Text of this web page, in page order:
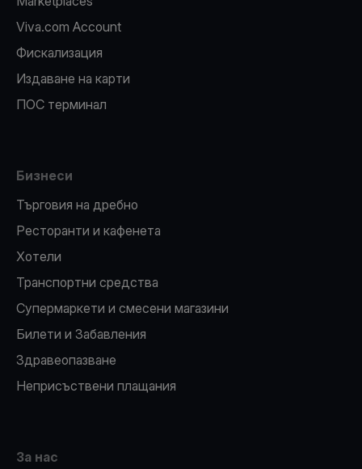
Viva.com Account
Фискализация
Издаване на карти
ПОС терминал
Бизнеси
Търговия на дребно
Ресторанти и кафенета
Хотели
Транспортни средства
Супермаркети и смесени магазини
Билети и Забавления
Здравеопазване
Неприсъствени плащания
За нас